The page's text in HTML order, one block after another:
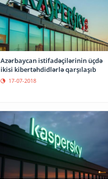
Azərbaycan istifadəçilərinin üçdə
ikisi kibertəhdidlərlə qarşılaşıb
17-07-2018